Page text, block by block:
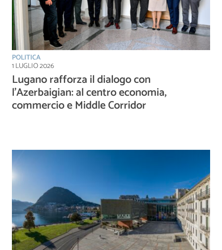
POLITICA
1 LUGLIO 2026
Lugano rafforza il dialogo con
l’Azerbaigian: al centro economia,
commercio e Middle Corridor